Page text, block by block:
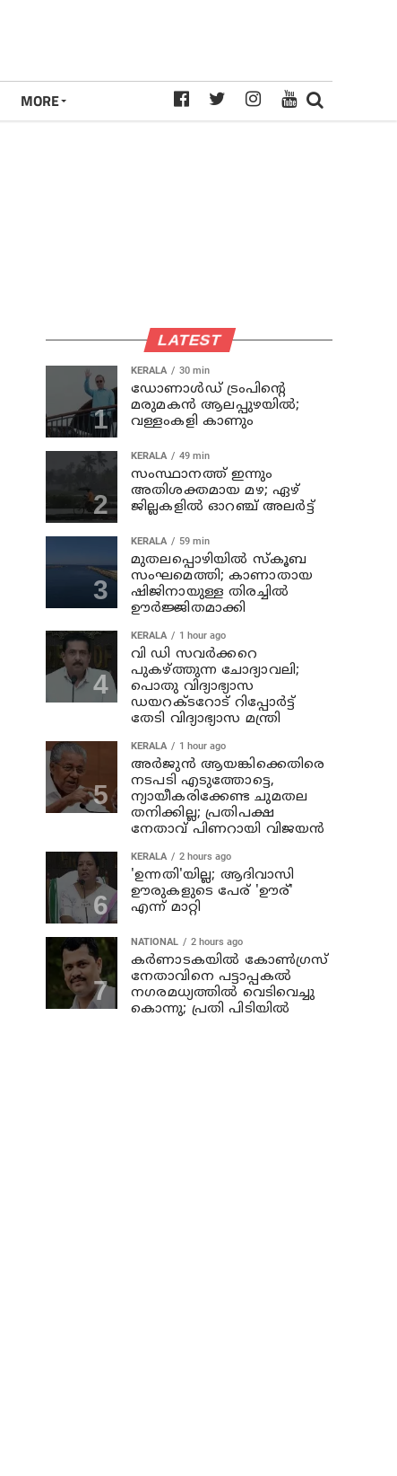
MORE
LATEST
KERALA 30 min
ഡോണാള്‍ഡ് ട്രംപിന്റെ
മരുമകന്‍ ആലപ്പുഴയിൽ;
വള്ളംകളി കാണും
KERALA 49 min
സംസ്ഥാനത്ത് ഇന്നും
അതിശക്തമായ മഴ; ഏഴ്
ജില്ലകളില്‍ ഓറഞ്ച് അലര്‍ട്ട്
KERALA 59 min
മുതലപ്പൊഴിയില്‍ സ്‌കൂബ
സംഘമെത്തി; കാണാതായ
ഷിജിനായുള്ള തിരച്ചില്‍
ഊര്‍ജ്ജിതമാക്കി
KERALA 1 hour ago
വി ഡി സവര്‍ക്കറെ
പുകഴ്ത്തുന്ന ചോദ്യാവലി;
പൊതു വിദ്യാഭ്യാസ
ഡയറക്ടറോട് റിപ്പോര്‍ട്ട്
തേടി വിദ്യാഭ്യാസ മന്ത്രി
KERALA 1 hour ago
അര്‍ജുന്‍ ആയങ്കിക്കെതിരെ
നടപടി എടുത്തോട്ടെ,
ന്യായീകരിക്കേണ്ട ചുമതല
തനിക്കില്ല; പ്രതിപക്ഷ
നേതാവ് പിണറായി വിജയന്‍
KERALA 2 hours ago
'ഉന്നതി'യില്ല; ആദിവാസി
ഊരുകളുടെ പേര് 'ഊര്'
എന്ന് മാറ്റി
NATIONAL 2 hours ago
കര്‍ണാടകയില്‍ കോണ്‍ഗ്രസ്
നേതാവിനെ പട്ടാപ്പകല്‍
നഗരമധ്യത്തില്‍ വെടിവെച്ചു
കൊന്നു; പ്രതി പിടിയില്‍